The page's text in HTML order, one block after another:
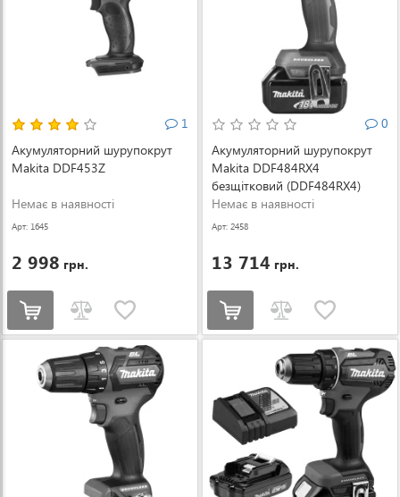
1
Акумуляторний шурупокрут
Makita DDF453Z
Немає в наявності
Арт: 1645
2 998 грн.
0
Акумуляторний шурупокрут
Makita DDF484RX4
безщітковий (DDF484RX4)
Немає в наявності
Арт: 2458
13 714 грн.